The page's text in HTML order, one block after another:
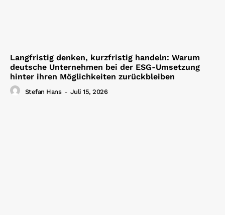
Langfristig denken, kurzfristig handeln: Warum
deutsche Unternehmen bei der ESG-Umsetzung
hinter ihren Möglichkeiten zurückbleiben
Stefan Hans - Juli 15, 2026